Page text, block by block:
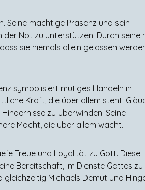
Seine mächtige Präsenz und sein
der Not zu unterstützen. Durch seine
sie niemals allein gelassen
symbolisiert mutiges Handeln in
Kraft, die über allem steht.
zu überwinden. Seine
Macht, die über allem wacht.
Treue und Loyalität zu Gott. Diese
Bereitschaft, im Dienste Gottes zu
Michaels Demut und